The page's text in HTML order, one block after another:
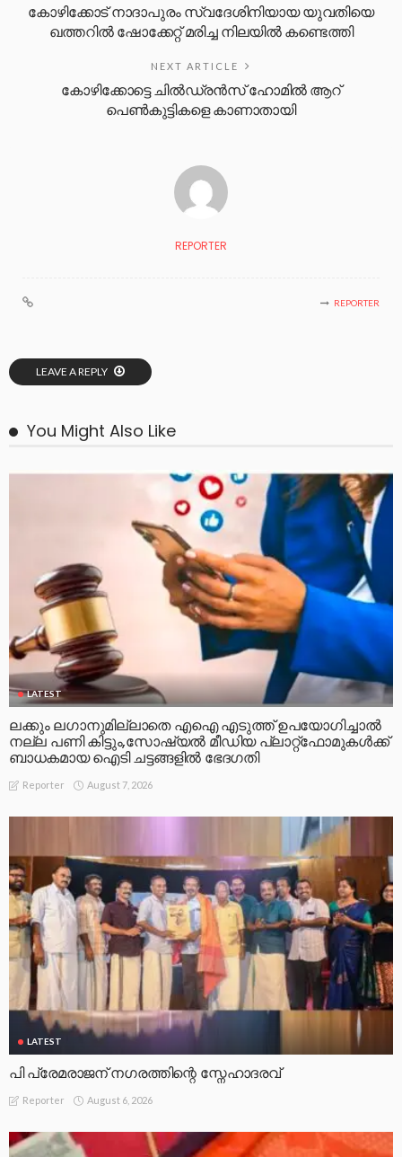
കോഴിക്കോട് നാദാപുരം സ്വദേശിനിയായ യുവതിയെ
ഖത്തറിൽ ഷോക്കേറ്റ് മരിച്ച നിലയിൽ കണ്ടെത്തി
NEXT ARTICLE
കോഴിക്കോട്ടെ ചിൽഡ്രൻസ് ഹോമിൽ ആറ്
പെൺകുട്ടികളെ കാണാതായി
REPORTER
REPORTER
LEAVE A REPLY
You Might Also Like
LATEST
ലക്കും ലഗാനുമില്ലാതെ എഐ എടുത്ത് ഉപയോഗിച്ചാല്‍
നല്ല പണി കിട്ടും,സോഷ്യല്‍ മീഡിയ പ്ലാറ്റ്‌ഫോമുകള്‍ക്ക്
ബാധകമായ ഐടി ചട്ടങ്ങളില്‍ ഭേദഗതി
Reporter August 7, 2026
LATEST
പി പ്രേമരാജന് നഗരത്തിന്റെ സ്നേഹാദരവ്
Reporter August 6, 2026